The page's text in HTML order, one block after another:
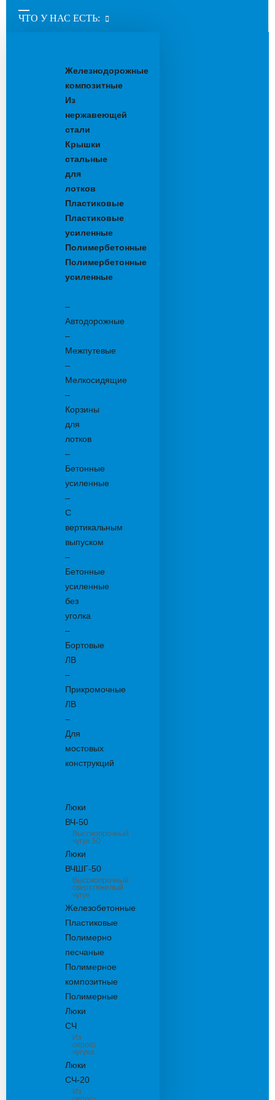
ЧТО У НАС ЕСТЬ:
Железнодорожные
композитные
Из
нержавеющей
стали
Крышки
стальные
для
лотков
Пластиковые
Пластиковые
усиленные
Полимербетонные
Полимербетонные
усиленные
–
Автодорожные
–
Межпутевые
–
Мелкосидящие
–
Корзины
для
лотков
–
Бетонные
усиленные
–
С
вертикальным
выпуском
–
Бетонные
усиленные
без
уголка
–
Бортовые
ЛВ
–
Прикромочные
ЛВ
–
Для
мостовых
конструкций
Люки
ВЧ-50
Высокопрочный
чугун 50
Люки
ВЧШГ-50
Высокопрочный
сверхтяжелый
чугун
Железобетонные
Пластиковые
Полимерно
песчаные
Полимерное
композитные
Полимерные
Люки
СЧ
Из
серого
чугуна
Люки
СЧ-20
Из